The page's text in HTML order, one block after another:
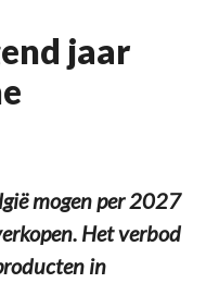
jaar
mogen per 2027
Het verbod
in